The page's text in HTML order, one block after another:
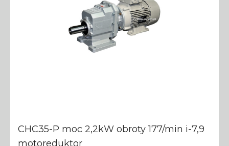
CHC35-P moc 2,2kW obroty 177/min i-7,9
motoreduktor